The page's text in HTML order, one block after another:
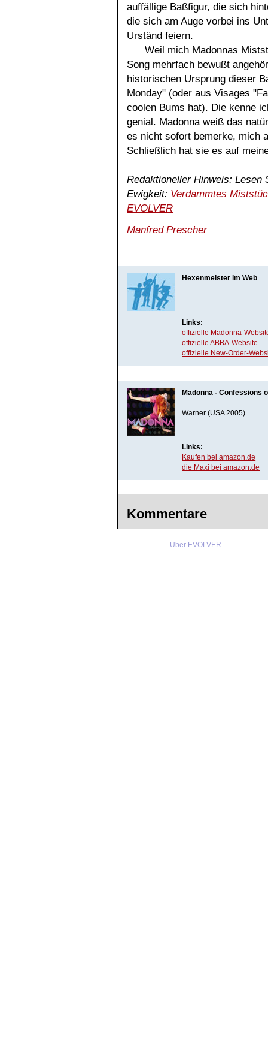
auffällige Baßfigur, die sich
die sich am Auge vorbei ins
Urständ feiern.
Weil mich Madonnas
Song mehrfach bewußt
historischen Ursprung dieser
Monday" (oder aus Visages
coolen Bums hat). Die kenne
genial. Madonna weiß das
es nicht sofort bemerke, mich
Schließlich hat sie es auf
Redaktioneller Hinweis: Lesen
Ewigkeit: Verdammtes
EVOLVER
Manfred Prescher
Hexenmeister im Web
Links:
offizielle Madonna-
offizielle ABBA-Website
offizielle New-Order-
Madonna - Confessions
Warner (USA 2005)
Links:
Kaufen bei amazon.de
die Maxi bei amazon.de
Kommentare_
Über EVOLVER